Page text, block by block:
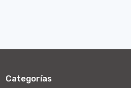
Categorías